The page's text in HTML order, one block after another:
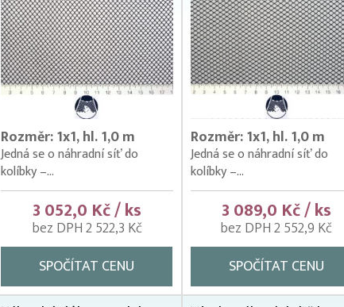
Rozměr: 1x1, hl. 1,0 m
Jedná se o náhradní síť do
kolíbky –...
3 052,0 Kč / ks
bez DPH 2 522,3 Kč
SPOČÍTAT CENU
Rozměr: 1x1, hl. 1,0 m
Jedná se o náhradní síť do
kolíbky –...
3 089,0 Kč / ks
bez DPH 2 552,9 Kč
SPOČÍTAT CENU